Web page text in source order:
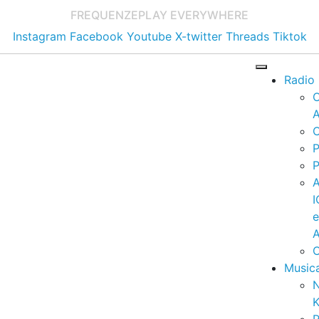
FREQUENZEPLAY EVERYWHERE
Instagram Facebook Youtube X-twitter Threads Tiktok
Radio
e